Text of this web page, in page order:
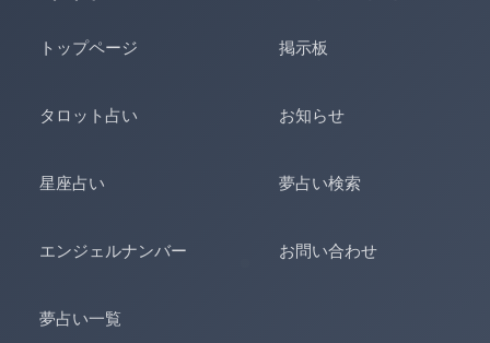
トップページ
タロット占い
星座占い
エンジェルナンバー
夢占い一覧
掲示板
お知らせ
夢占い検索
お問い合わせ